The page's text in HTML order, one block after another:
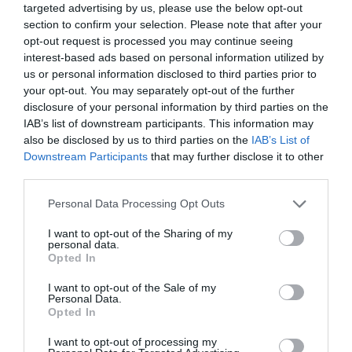
targeted advertising by us, please use the below opt-out
section to confirm your selection. Please note that after your
opt-out request is processed you may continue seeing
interest-based ads based on personal information utilized by
us or personal information disclosed to third parties prior to
your opt-out. You may separately opt-out of the further
disclosure of your personal information by third parties on the
IAB’s list of downstream participants. This information may
also be disclosed by us to third parties on the IAB’s List of
Downstream Participants that may further disclose it to other
Please note that this website/app uses one or more Google
not limited to your visit or usage behaviour. You may click to
grant or deny consent to Google and its third-party tags to
use your data for below specified purposes in below Google
consent section.
Personal Data Processing Opt Outs
I want to opt-out of the Sharing of my
personal data.
Opted In
I want to opt-out of the Sale of my
Personal Data.
Opted In
I want to opt-out of processing my
Μύκονος: Έψαχναν τσάντα και
Rolex αξίας 75.000 ευρώ – Η
ανακάλυψη κάτω από τα βράχια
05.08.2026 | 17:40
Τρόμος στην Εύβοια: Δύο
άγνωστοι εισέβαλαν σε σπίτι
μέσα στη νύχτα – Δείτε τι
άρπαξαν
05.08.2026 | 17:20
Σήμερα το τελευταίο
αντίο στον Ιωάννη
Βαρβιτσιώτη
Σίμος Κεδίκογλου:
Στήριξη του κλάδου
των μεταφορών με
μείωση του
λειτουργικού κόστους